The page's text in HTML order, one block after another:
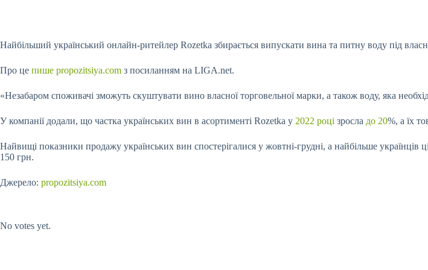
Найбільший український онлайн-ритейлер Rozetka збирається випускати вина та питну воду під
Про це пише propozitsiya.com з посиланням на LIGA.net.
«Незабаром споживачі зможуть скуштувати вино власної торговельної марки, а також воду, яка
У компанії додали, що частка українських вин в асортименті Rozetka у 2022 році зросла до 20%, а їх
Найвищі показники продажу українських вин спостерігалися у жовтні-грудні, а найбільше
150 грн.
Джерело: propozitsiya.com
No votes yet.